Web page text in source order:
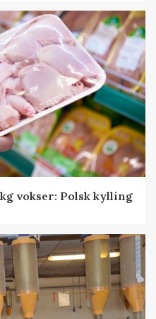
vokser: Polsk kylling